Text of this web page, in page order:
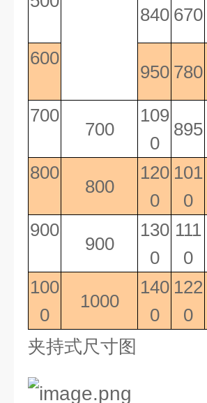
840 670
600
950 780
700
700
109
0
895
800
800
120
0
101
0
900
900
130
0
111
0
100
0
1000
140
0
122
0
夹持式尺寸图